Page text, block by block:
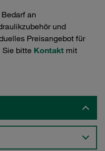
an
und
Preisangebot für
Sie bitte Kontakt mit